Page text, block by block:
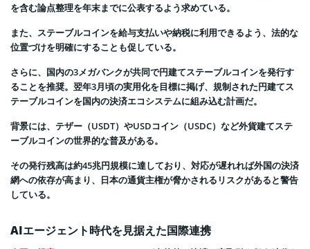
を含む論点整理を年末までに公表するよう求めている。
また、ステーブルコインを給与支払いや納税に利用できるよう、法的な
位置づけを明確にすることも促している。
さらに、国内の3メガバンクが共同で円建てステーブルコインを発行す
ることを推奨。翌年3月頃の実用化を目標に掲げ、規制された円建てス
テーブルコインを国内の決済エコシステムに組み込む計画だ。
背景には、テザー（USDT）やUSDコイン（USDC）など外貨建てステ
ーブルコインの世界的な普及がある。
その発行残高は約45兆円規模に達しており、対応が遅れれば外国の決済
網への依存が高まり、日本の通貨主権が脅かされるリスクがあると警告
している。
AIエージェント時代を見据えた国際連携